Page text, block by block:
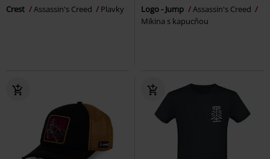
Crest Assassin's Creed Plavky Logo - Jump
Assassin's Creed
Mikina s kapucňou